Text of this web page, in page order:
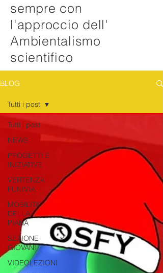
sempre con
l'approccio dell'
Ambientalismo
scientifico
BLOG
Tutti i post
NEWS
PROGETTI E
INIZIATIVE
VERTENZA
FUNIVIA
MOBILITA'
DELLA
PIANA
SEZIONE
GIOVANI
VIDEOLEZIONI
Tutti i post